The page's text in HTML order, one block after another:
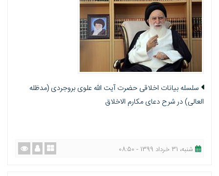
سلسله بيانات اخلاقی حضرت آيت الله علوی بروجردی (مدظله
العالی) در شرح دعای مكارم الاخلاق
شنبه، 31 خرداد 1399 - 08:50